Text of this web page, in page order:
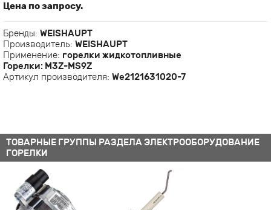
Цена по запросу.
Бренды: WEISHAUPT
Производитель: WEISHAUPT
Применение: горелки жидкотопливные
Горелки: M3Z-MS9Z
Артикул производителя: We2121631020-7
ТОВАРНЫЕ ГРУППЫ РАЗДЕЛА ЭЛЕКТРООБОРУДОВАНИЕ
ГОРЕЛКИ